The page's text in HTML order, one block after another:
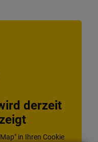
derzeit
in Ihren Cookie